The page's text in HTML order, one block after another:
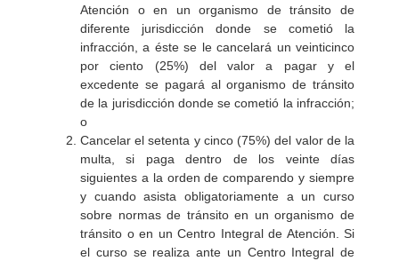
Atención o en un organismo de tránsito de
diferente jurisdicción donde se cometió la
infracción, a éste se le cancelará un veinticinco
por ciento (25%) del valor a pagar y el
excedente se pagará al organismo de tránsito
de la jurisdicción donde se cometió la infracción;
o
Cancelar el setenta y cinco (75%) del valor de la
multa, si paga dentro de los veinte días
siguientes a la orden de comparendo y siempre
y cuando asista obligatoriamente a un curso
sobre normas de tránsito en un organismo de
tránsito o en un Centro Integral de Atención. Si
el curso se realiza ante un Centro Integral de